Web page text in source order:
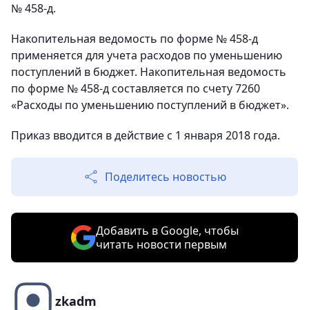
№ 458-д.
Накопительная ведомость по форме № 458-д
применяется для учета расходов по уменьшению
поступлений в бюджет. Накопительная ведомость
по форме № 458-д составляется по счету 7260
«Расходы по уменьшению поступлений в бюджет».
Приказ вводится в действие с 1 января 2018 года.
Поделитесь новостью
Добавить в Google, чтобы
читать новости первым
zkadm